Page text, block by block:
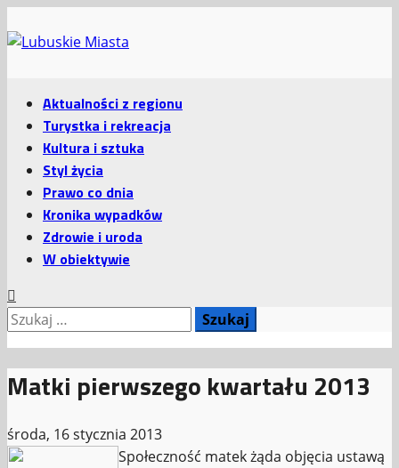
do
Menu
główne
Aktualności z regionu
Turystka i rekreacja
Kultura i sztuka
Styl życia
Prawo co dnia
Kronika wypadków
Zdrowie i uroda
W obiektywie
Szukaj:
Matki pierwszego kwartału 2013
środa, 16 stycznia 2013
Społeczność matek żąda objęcia ustawą